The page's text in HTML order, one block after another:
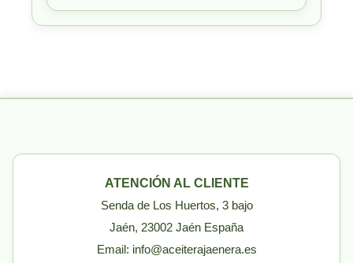
ATENCIÓN AL CLIENTE
Senda de Los Huertos, 3 bajo
Jaén, 23002 Jaén España
Email: info@aceiterajaenera.es